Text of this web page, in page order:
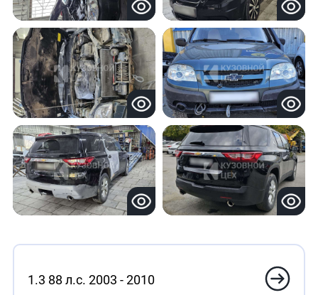
1.3 88 л.с. 2003 - 2010